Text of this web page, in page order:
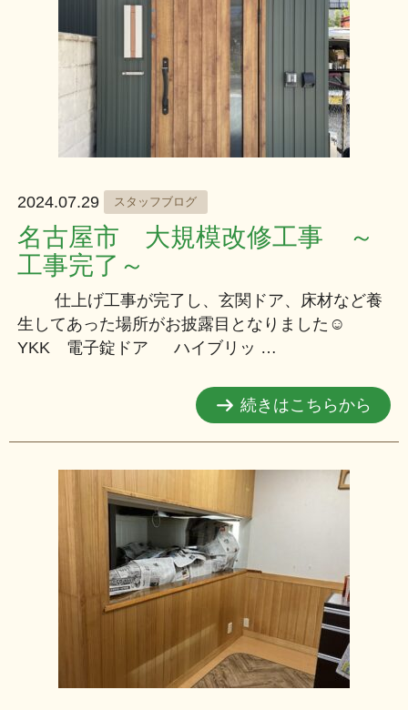
2024.07.29 スタッフブログ
名古屋市 大規模改修工事 ～
工事完了～
仕上げ工事が完了し、玄関ドア、床材など養
生してあった場所がお披露目となりました☺
YKK 電子錠ドア ハイブリッ …
続きはこちらから